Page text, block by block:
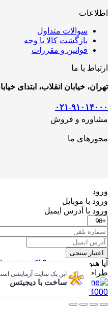
اطلاعات
سوالات متداول
بازگشت کالا یا وجه
قوانین و مقررات
ارتباط با ما
تهران، خیابان انقلاب، ابتدای
۰۲۱-۹۱۰۱۴۰۰۰
مشاوره و فروش
مجوزهای ما
ورود
ورود با موبایل
ورود با ‫آدرس ایمیل
اعتبار سنجی
آیا هنوز عضو نشده؟ اکنون ثبت
این یک سایت آزمایشی
ساخت با دیجیتس
طراحی شده با دیجیتس
021-91014000